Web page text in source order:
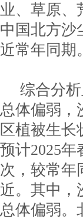
业、草原、
中国北方沙
近常年同期。
综合分
总体偏弱，
区植被生长
预计2025
次，较常年
近。其中，
总体偏弱。